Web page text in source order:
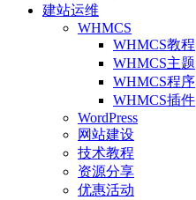
建站运维
WHMCS
WHMCS教程
WHMCS主题
WHMCS程序
WHMCS插件
WordPress
网站建设
技术教程
资源分享
优惠活动